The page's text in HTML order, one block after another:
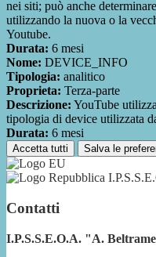
nei siti; può anche
utilizzando la nuova o la
Youtube.
Durata: 6 mesi
Nome: DEVICE_INFO
Tipologia: analitico
Proprieta: Terza-parte
Descrizione: YouTube
tipologia di device utilizzata
Durata: 6 mesi
Accetta tutti Salva le
Contatti
I.P.S.S.E.O.A. "A.